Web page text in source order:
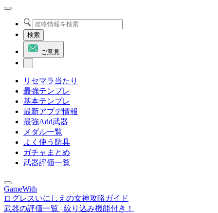
検索
ご意見
リセマラ当たり
最強テンプレ
基本テンプレ
最新アプデ情報
最強Add武器
メダル一覧
よく使う防具
ガチャまとめ
武器評価一覧
GameWith
ログレスいにしえの女神攻略ガイド
武器の評価一覧 | 絞り込み機能付き！